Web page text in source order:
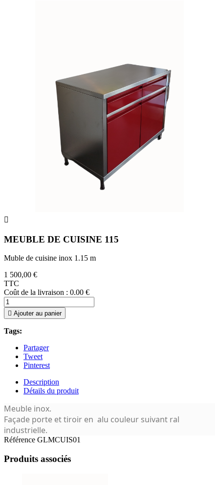

MEUBLE DE CUISINE 115
Muble de cuisine inox 1.15 m
1 500,00 €
TTC
Coût de la livraison : 0.00 €
 Ajouter au panier
Tags:
Partager
Tweet
Pinterest
Description
Détails du produit
Meuble inox.
Façade porte et tiroir en alu couleur suivant ral
industrielle.
Référence GLMCUIS01
Produits associés